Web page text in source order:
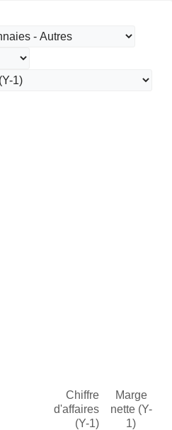
Chiffre
d'affaires
(Y-1)
Marge
nette (Y-
1)